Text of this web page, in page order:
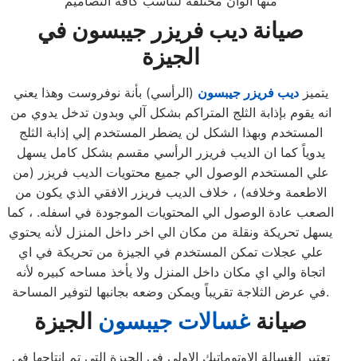
صيانة ديب فريزر جيبسون في
الجيزة
يتميزديب فريزر جيبسون (الرأسي) بأنة نوفروست وهذا يعني
انه يقوم بإذابة الثلج المتراكم بشكل آلي وبدون تدخل يدوي من
المستخدم وبهذا الشكل لن يضطر المستخدم إلي إذابة الثلج
يدوياً كما ان الديب فريزر الرأسي مقسم بشكل كامل يسهل
علي المستخدم الوصول الي جميع محتويات الديب فريزر (من
الاطعمة وخلافه) ، خلاف الديب فريزر الافقي الذي يكون من
الصعب عادة الوصول الي المحتويات الموجودة في اسفله. ، كما
يسهل تحريكة ونقلة من مكان الي اخر داخل المنزل لأنه يحتوي
علي عجلات تمكن المستخدم في الجيزة من تحريكة في اي
اتجاة والي اي مكان داخل المنزل ولا يأخذ مساحه كبيره لأنه
في عرض الثلاجة تقريباً ويمكن وضعه بجانبها لتوفير المساحة.
صيانة غسالات جيبسون الجيزة
تعتبر الغسالة الاوتوماتيك الاولي في الجيزة التي تم إنتاجها في